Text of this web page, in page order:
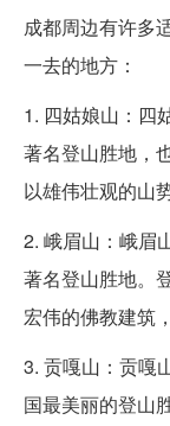
成都周边有许多
一去的地方：
1. 四姑娘山：四
著名登山胜地，
以雄伟壮观的山
2. 峨眉山：峨眉
著名登山胜地。
宏伟的佛教建筑
3. 贡嘎山：贡嘎
国最美丽的登山